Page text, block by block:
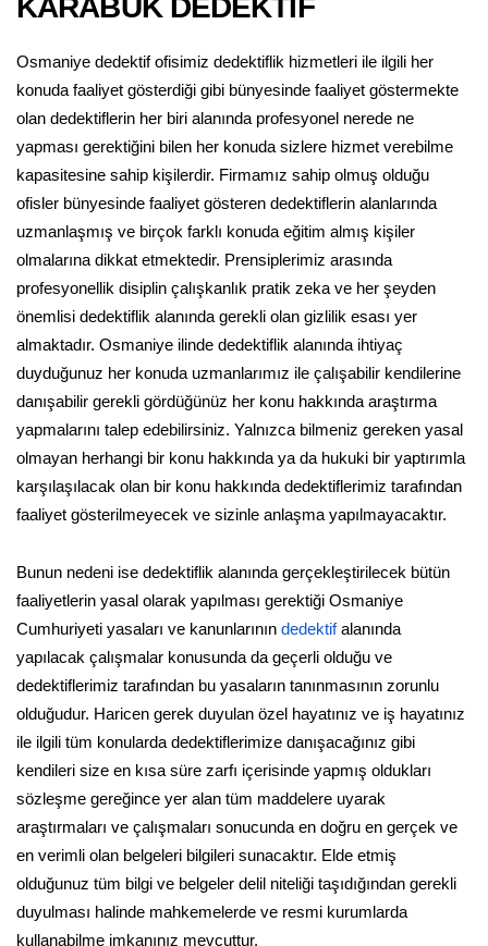
KARABÜK DEDEKTİF
Osmaniye dedektif ofisimiz dedektiflik hizmetleri ile ilgili her
konuda faaliyet gösterdiği gibi bünyesinde faaliyet göstermekte
olan dedektiflerin her biri alanında profesyonel nerede ne
yapması gerektiğini bilen her konuda sizlere hizmet verebilme
kapasitesine sahip kişilerdir. Firmamız sahip olmuş olduğu
ofisler bünyesinde faaliyet gösteren dedektiflerin alanlarında
uzmanlaşmış ve birçok farklı konuda eğitim almış kişiler
olmalarına dikkat etmektedir. Prensiplerimiz arasında
profesyonellik disiplin çalışkanlık pratik zeka ve her şeyden
önemlisi dedektiflik alanında gerekli olan gizlilik esası yer
almaktadır. Osmaniye ilinde dedektiflik alanında ihtiyaç
duyduğunuz her konuda uzmanlarımız ile çalışabilir kendilerine
danışabilir gerekli gördüğünüz her konu hakkında araştırma
yapmalarını talep edebilirsiniz. Yalnızca bilmeniz gereken yasal
olmayan herhangi bir konu hakkında ya da hukuki bir yaptırımla
karşılaşılacak olan bir konu hakkında dedektiflerimiz tarafından
faaliyet gösterilmeyecek ve sizinle anlaşma yapılmayacaktır.
Bunun nedeni ise dedektiflik alanında gerçekleştirilecek bütün
faaliyetlerin yasal olarak yapılması gerektiği Osmaniye
Cumhuriyeti yasaları ve kanunlarının dedektifalanında
yapılacak çalışmalar konusunda da geçerli olduğu ve
dedektiflerimiz tarafından bu yasaların tanınmasının zorunlu
olduğudur. Haricen gerek duyulan özel hayatınız ve iş hayatınız
ile ilgili tüm konularda dedektiflerimize danışacağınız gibi
kendileri size en kısa süre zarfı içerisinde yapmış oldukları
sözleşme gereğince yer alan tüm maddelere uyarak
araştırmaları ve çalışmaları sonucunda en doğru en gerçek ve
en verimli olan belgeleri bilgileri sunacaktır. Elde etmiş
olduğunuz tüm bilgi ve belgeler delil niteliği taşıdığından gerekli
duyulması halinde mahkemelerde ve resmi kurumlarda
kullanabilme imkanınız mevcuttur.